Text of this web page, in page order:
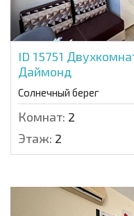
ID 15751
Даймонд
Солнечный берег
Комнат: 2
Этаж: 2